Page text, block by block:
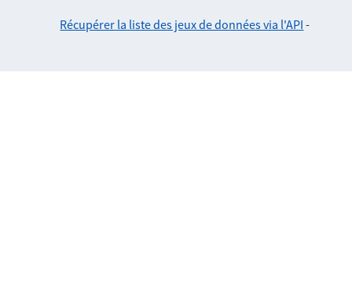
Récupérer la liste des jeux de données via l'API -